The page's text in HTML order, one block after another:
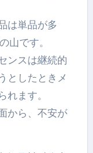
は単品が多
山です。
ンスは継続的
としたときメ
ます。
から、不安が